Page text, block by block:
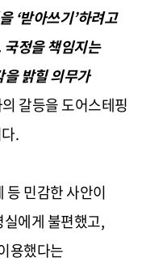
‘받아쓰기’하려고
국정을 책임지는
밝힐 의무가
갈등을 도어스테핑
.
등 민감한 사안이
에게 불편했고,
용했다는